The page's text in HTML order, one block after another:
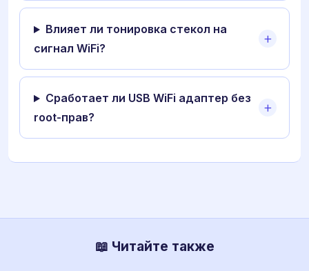
Влияет ли тонировка стекол на
сигнал WiFi?
Сработает ли USB WiFi адаптер без
root-прав?
📖 Читайте также